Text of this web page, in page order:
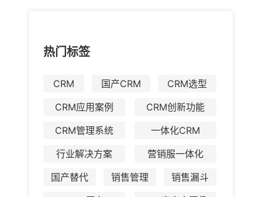
热门标签
CRM 国产CRM
CRM选型
CRM应用案例
CRM创新功能
CRM管理系统
一体化CRM
行业解决方案
营销服一体化
国产替代
销售管理
销售漏斗